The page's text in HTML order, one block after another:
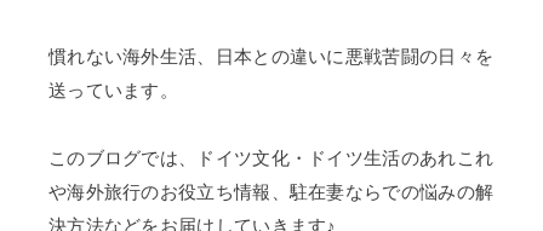
慣れない海外生活、日本との違いに悪戦苦闘の日々を
送っています。
このブログでは、ドイツ文化・ドイツ生活のあれこれ
や海外旅行のお役立ち情報、駐在妻ならでの悩みの解
決方法などをお届けしていきます♪